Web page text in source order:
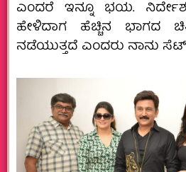
ಎಂದರೆ ಇನ್ನೂ ಭಯ.
ಹೇಳಿದಾಗ ಹೆಚ್ಚಿನ ಭಾಗದ
ನಡೆಯುತ್ತದೆ ಎಂದರು ನಾನು